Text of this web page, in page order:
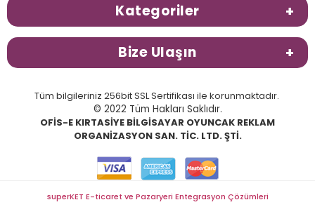
Kategoriler
Bize Ulaşın
Tüm bilgileriniz 256bit SSL Sertifikası ile korunmaktadır.
© 2022 Tüm Hakları Saklıdır.
OFİS-E KIRTASİYE BİLGİSAYAR OYUNCAK REKLAM
ORGANİZASYON SAN. TİC. LTD. ŞTİ.
superKET E-ticaret ve Pazaryeri Entegrasyon Çözümleri